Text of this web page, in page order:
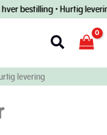
• Hurtig levering
Søg
levering